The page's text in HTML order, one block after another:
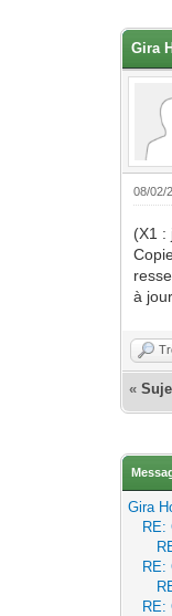
Gira
08/02/
(X1 :
à
«
Gira
RE:
RE:
RE: